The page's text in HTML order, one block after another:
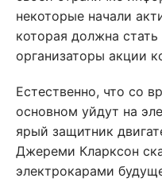
некоторые начали
которая должна
организаторы акции
Естественно, что со
основном уйдут на
ярый защитник
Джереми Кларксон
электрокарами